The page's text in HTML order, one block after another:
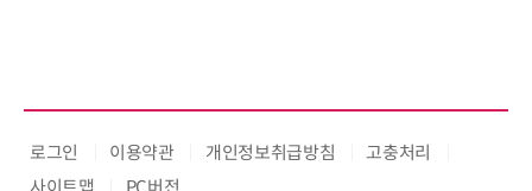
로그인 이용약관 개인정보취급방침
고충처리